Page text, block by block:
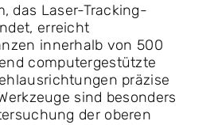
das Laser-Tracking-
erreicht
innerhalb von 500
computergestützte
präzise
sind besonders
der oberen